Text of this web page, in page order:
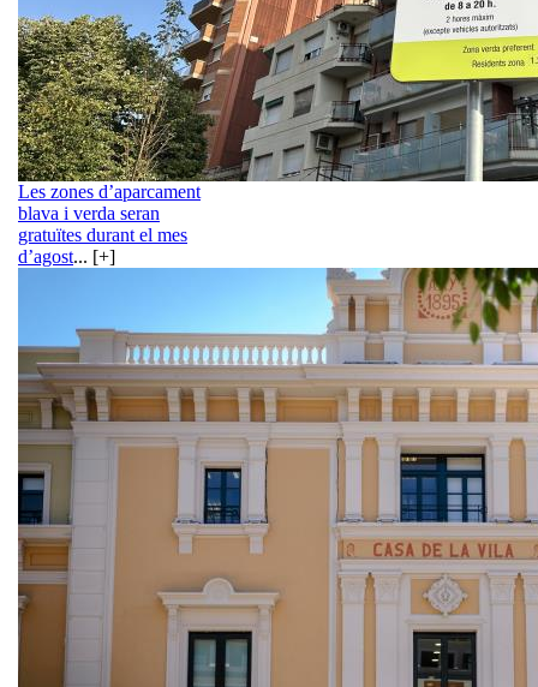
Les zones d’aparcament
blava i verda seran
gratuïtes durant el mes
d’agost... [+]